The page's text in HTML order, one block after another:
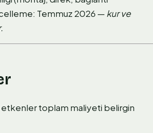
Temmuz 2026 — kur ve
etkenler toplam maliyeti belirgin